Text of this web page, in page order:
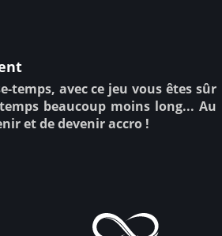
temps, avec ce jeu vous êtes sûr
beaucoup moins long... Au
et de devenir accro !